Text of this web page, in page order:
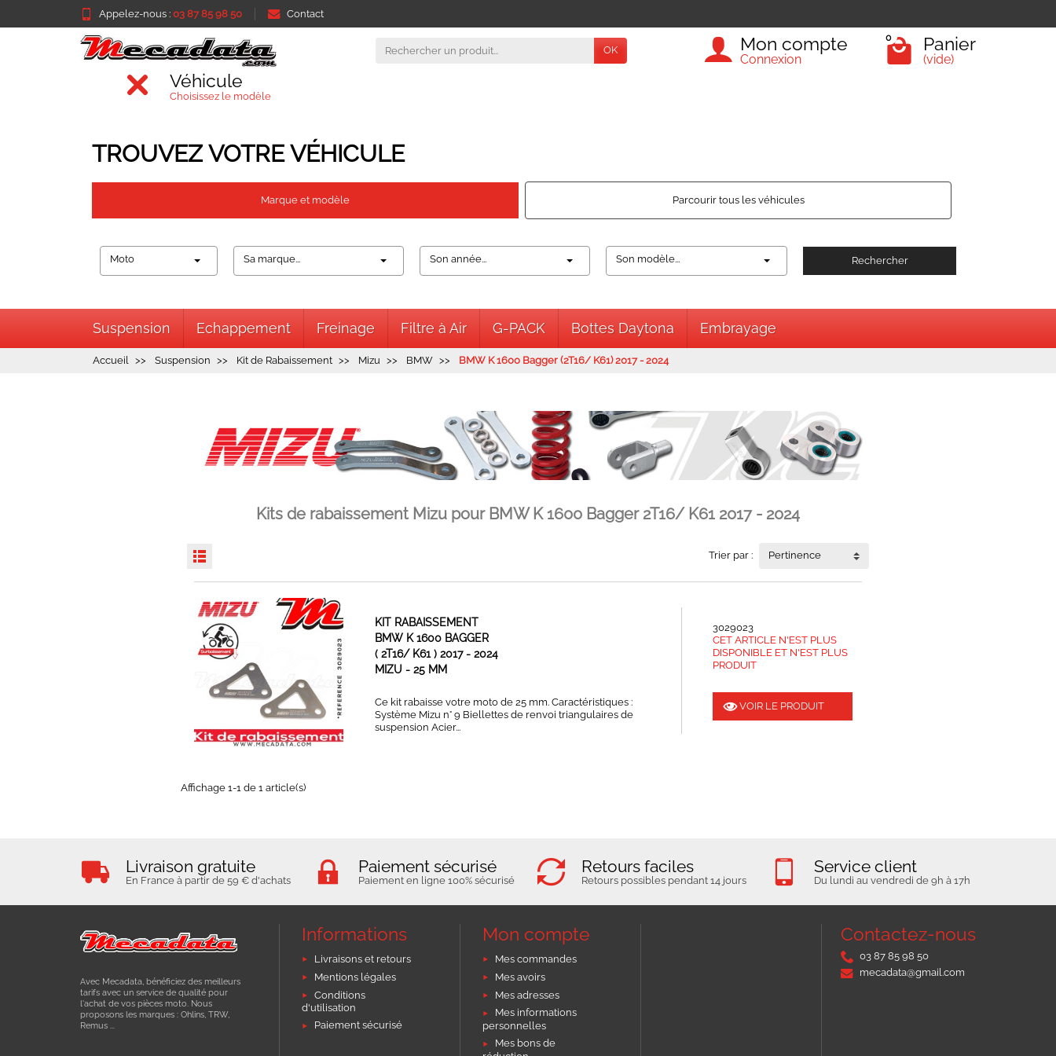
Appelez-nous : 03 87 85 98 50 Contact
OK Mon compte
Connexion
0 Panier
(vide)
Véhicule
Choisissez le modèle
TROUVEZ VOTRE VÉHICULE
Marque et modèle Parcourir tous les véhicules
Moto Sa marque... Son année... Son modèle... Rechercher
Suspension Echappement Freinage Filtre à Air G-PACK Bottes Daytona Embrayage
Accueil Suspension Kit de Rabaissement Mizu BMW BMW K 1600 Bagger (2T16/ K61) 2017 - 2024
Kits de rabaissement Mizu pour BMW K 1600 Bagger 2T16/ K61 2017 - 2024
Trier par : Pertinence
KIT RABAISSEMENT
BMW K 1600 BAGGER
( 2T16/ K61 ) 2017 - 2024
MIZU - 25 MM
Ce kit rabaisse votre moto de 25 mm. Caractéristiques :
Système Mizu n° 9 Biellettes de renvoi triangulaires de
suspension Acier...
3029023
CET ARTICLE N'EST PLUS
DISPONIBLE ET N'EST PLUS
PRODUIT
VOIR LE PRODUIT
Affichage 1-1 de 1 article(s)
Livraison gratuite
En France à partir de 59 € d'achats
Paiement sécurisé
Paiement en ligne 100% sécurisé
Retours faciles
Retours possibles pendant 14 jours
Service client
Du lundi au vendredi de 9h à 17h
Avec Mecadata, bénéficiez des meilleurs
tarifs avec un service de qualité pour
l'achat de vos pièces moto. Nous
proposons les marques : Ohlins, TRW,
Remus ...
Informations
Livraisons et retours
Mentions légales
Conditions
d'utilisation
Paiement sécurisé
Mon compte
Mes commandes
Mes avoirs
Mes adresses
Mes informations
personnelles
Mes bons de
Contactez-nous
03 87 85 98 50
mecadata@gmail.com